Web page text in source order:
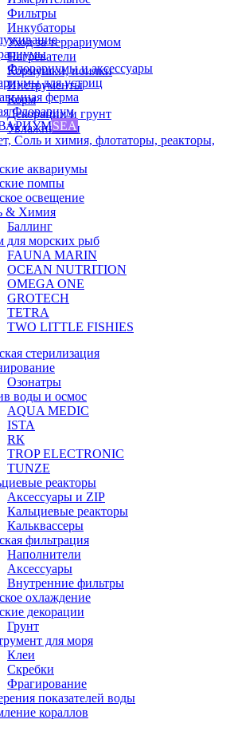
Фильтры
Инкубаторы
Уход за террариумом
Нагреватели
Кормушки, поилки
Инструменты
Корм
Декорации и грунт
Увлажнители
Флорариумы и аксессуары
для устриц
ферма
Флорариум
SEA
Соль и химия, флотаторы, реакторы,
аквариумы
помпы
освещение
& Химия
Баллинг
для морских рыб
FAUNA MARIN
OCEAN NUTRITION
OMEGA ONE
GROTECH
TETRA
TWO LITTLE FISHIES
стерилизация
Озонатры
воды и осмос
AQUA MEDIC
ISTA
RК
TROP ELECTRONIC
TUNZE
реакторы
Аксессуары и ZIP
Кальциевые реакторы
Кальквассеры
фильтрация
Наполнители
Аксессуары
Внутренние фильтры
охлаждение
декорации
Грунт
для моря
Клеи
Скребки
Фрагирование
показателей воды
кораллов